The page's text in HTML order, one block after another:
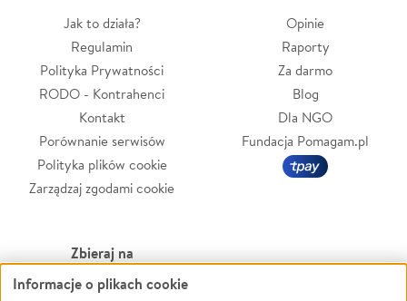
Jak to działa?
Regulamin
Polityka Prywatności
RODO - Kontrahenci
Kontakt
Porównanie serwisów
Polityka plików cookie
Zarządzaj zgodami cookie
Opinie
Raporty
Za darmo
Blog
Dla NGO
Fundacja Pomagam.pl
Zbieraj na
Leczenie
Informacje o plikach cookie